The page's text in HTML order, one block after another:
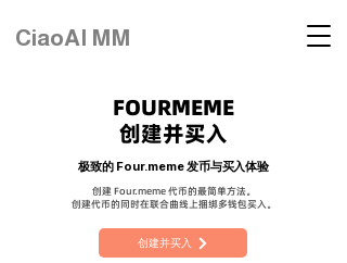
CiaoAI MM
FOURMEME
创建并买入
极致的 Four.meme 发币与买入体验
创建 Four.meme 代币的最简单方法。
创建代币的同时在联合曲线上捆绑多钱包买入。
创建并买入